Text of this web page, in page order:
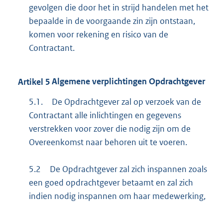
gevolgen die door het in strijd handelen met het
bepaalde in de voorgaande zin zijn ontstaan,
komen voor rekening en risico van de
Contractant.
Artikel 5Algemene verplichtingen Opdrachtgever
5.1.
De Opdrachtgever zal op verzoek van de
Contractant alle inlichtingen en gegevens
verstrekken voor zover die nodig zijn om de
Overeenkomst naar behoren uit te voeren.
5.2
De Opdrachtgever zal zich inspannen zoals
een goed opdrachtgever betaamt en zal zich
indien nodig inspannen om haar medewerking,